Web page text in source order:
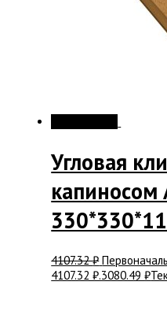
Угловая
капиносом
4107.32₽
4107.32 ₽.3080.49₽